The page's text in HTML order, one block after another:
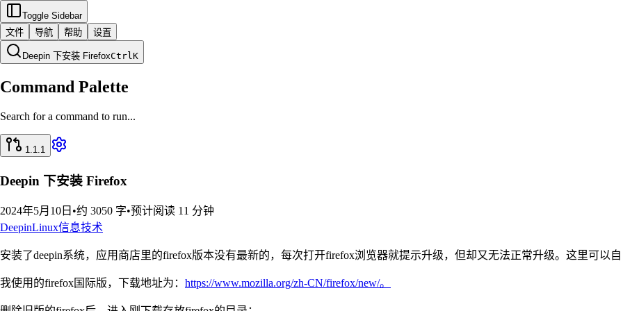
Toggle Sidebar
文件
导航 帮助 设置
Deepin 下安装 FirefoxCtrlK
Command Palette
Search for a command to run...
1.1.1
Deepin 下安装 Firefox
2024年5月10日 •约 3050 字•预计阅读 11 分钟
DeepinLinux信息技术
安装了deepin系统，应用商店里的firefox版本没有最新的，每次打开firefox浏览器就提示升级，但却又无法正常升级。这里可以自
我使用的firefox国际版，下载地址为： https://www.mozilla.org/zh-CN/firefox/new/。